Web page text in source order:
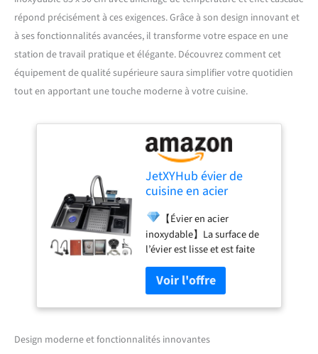
répond précisément à ces exigences. Grâce à son design innovant et
à ses fonctionnalités avancées, il transforme votre espace en une
station de travail pratique et élégante. Découvrez comment cet
équipement de qualité supérieure saura simplifier votre quotidien
tout en apportant une touche moderne à votre cuisine.
JetXYHub évier de
cuisine en acier
avec affichage de
température effet
cascade grand évier
station de travail
simple montage
saillant idéal
【Évier en acier
inoxydable】La surface de
l’évier est lisse et est faite
d’acier inoxydable avec
revêtement NANO. Même le
fond d'une fourchette ou
d'une casserole chaude
tandis que les couleurs
Design moderne et fonctionnalités innovantes